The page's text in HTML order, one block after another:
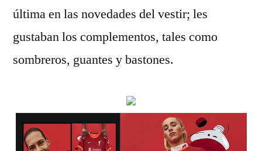
última en las novedades del vestir; les
gustaban los complementos, tales como
sombreros, guantes y bastones.